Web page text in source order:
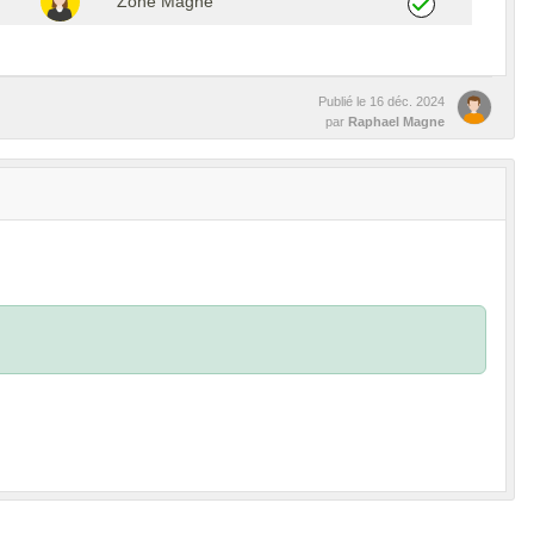
Publié le 16 déc. 2024
par Raphael Magne